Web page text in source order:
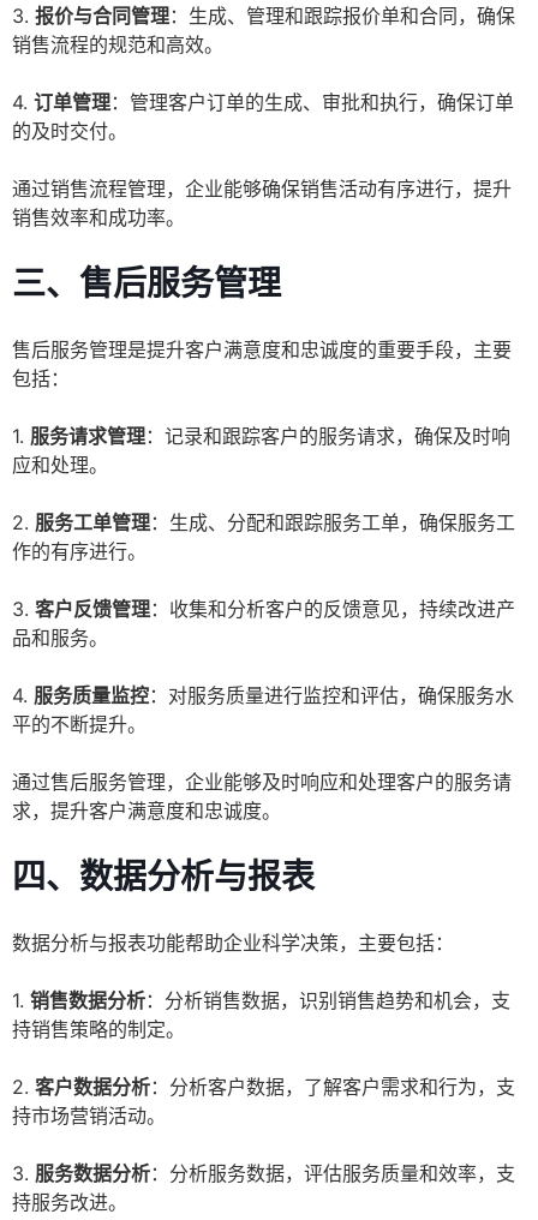
3. 报价与合同管理：生成、管理和跟踪报价单和合同，确保
销售流程的规范和高效。
4. 订单管理：管理客户订单的生成、审批和执行，确保订单
的及时交付。
通过销售流程管理，企业能够确保销售活动有序进行，提升
销售效率和成功率。
三、售后服务管理
售后服务管理是提升客户满意度和忠诚度的重要手段，主要
包括：
1. 服务请求管理：记录和跟踪客户的服务请求，确保及时响
应和处理。
2. 服务工单管理：生成、分配和跟踪服务工单，确保服务工
作的有序进行。
3. 客户反馈管理：收集和分析客户的反馈意见，持续改进产
品和服务。
4. 服务质量监控：对服务质量进行监控和评估，确保服务水
平的不断提升。
通过售后服务管理，企业能够及时响应和处理客户的服务请
求，提升客户满意度和忠诚度。
四、数据分析与报表
数据分析与报表功能帮助企业科学决策，主要包括：
1. 销售数据分析：分析销售数据，识别销售趋势和机会，支
持销售策略的制定。
2. 客户数据分析：分析客户数据，了解客户需求和行为，支
持市场营销活动。
3. 服务数据分析：分析服务数据，评估服务质量和效率，支
持服务改进。